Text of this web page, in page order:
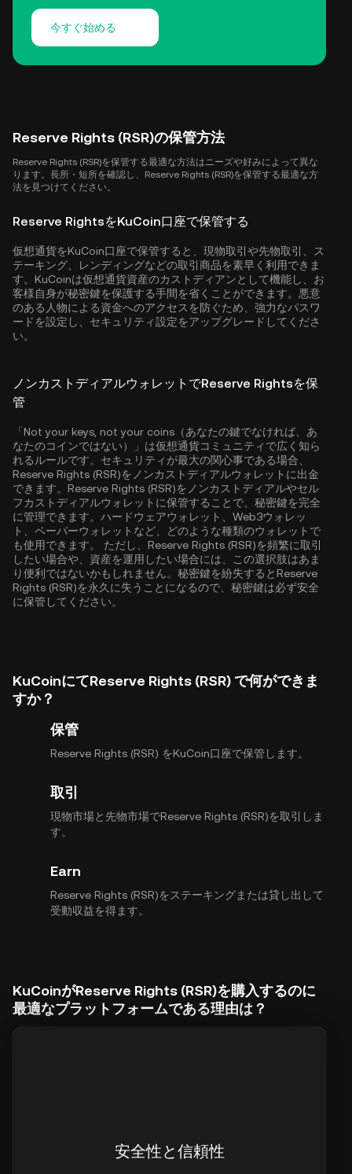
今すぐ始める
Reserve Rights (RSR)の保管方法
Reserve Rights (RSR)を保管する最適な方法はニーズや好みによって異な
ります。長所・短所を確認し、Reserve Rights (RSR)を保管する最適な方
法を見つけてください。
Reserve RightsをKuCoin口座で保管する
仮想通貨をKuCoin口座で保管すると、現物取引や先物取引、ス
テーキング、レンディングなどの取引商品を素早く利用できま
す。KuCoinは仮想通貨資産のカストディアンとして機能し、お
客様自身が秘密鍵を保護する手間を省くことができます。悪意
のある人物による資金へのアクセスを防ぐため、強力なパスワ
ードを設定し、セキュリティ設定をアップグレードしてくださ
い。
ノンカストディアルウォレットでReserve Rightsを保
管
「Not your keys, not your coins（あなたの鍵でなければ、あ
なたのコインではない）」は仮想通貨コミュニティで広く知ら
れるルールです。セキュリティが最大の関心事である場合、
Reserve Rights (RSR)をノンカストディアルウォレットに出金
できます。Reserve Rights (RSR)をノンカストディアルやセル
フカストディアルウォレットに保管することで、秘密鍵を完全
に管理できます。ハードウェアウォレット、Web3ウォレッ
ト、ペーパーウォレットなど、どのような種類のウォレットで
も使用できます。 ただし、Reserve Rights (RSR)を頻繁に取引
したい場合や、資産を運用したい場合には、この選択肢はあま
り便利ではないかもしれません。秘密鍵を紛失するとReserve
Rights (RSR)を永久に失うことになるので、秘密鍵は必ず安全
に保管してください。
KuCoinにてReserve Rights (RSR) で何ができま
すか？
保管
Reserve Rights (RSR) をKuCoin口座で保管します。
取引
現物市場と先物市場でReserve Rights (RSR)を取引しま
す。
Earn
Reserve Rights (RSR)をステーキングまたは貸し出して
受動収益を得ます。
KuCoinがReserve Rights (RSR)を購入するのに
最適なプラットフォームである理由は？
安全性と信頼性